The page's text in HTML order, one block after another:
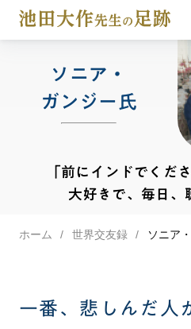
ソニア・
ガンジー氏
「前にインドでくだ
大好きで、毎日、
ホーム 世界交友録 ソニア
一番、悲しんだ人